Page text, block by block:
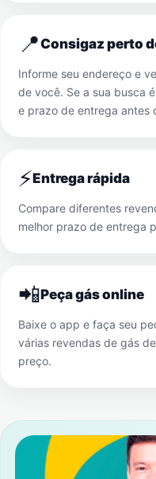
📍Consigaz perto
Informe seu endereço e
de você. Se a sua busca
e prazo de entrega antes
⚡Entrega rápida
Compare diferentes
melhor prazo de entrega
📲Peça gás online
Baixe o app e faça seu
várias revendas de gás
preço.